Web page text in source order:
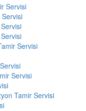
Servisi
Servisi
Servisi
Servisi
Tamir Servisi